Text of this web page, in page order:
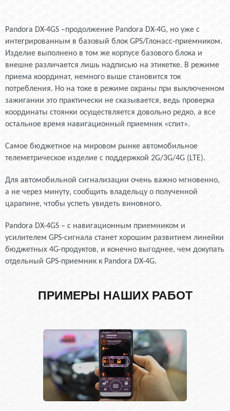
Pandora DX-4GS –продолжение Pandora DX-4G, но уже с
интегрированным в базовый блок GPS/Глонасс-приемником.
Изделие выполнено в том же корпусе базового блока и
внешне различается лишь надписью на этикетке. В режиме
приема координат, немного выше становится ток
потребления. Но на токе в режиме охраны при выключенном
зажигании это практически не сказывается, ведь проверка
координаты стоянки осуществляется довольно редко, а все
остальное время навигационный приемник «спит».
Самое бюджетное на мировом рынке автомобильное
телеметрическое изделие с поддержкой 2G/3G/4G (LTE).
Для автомобильной сигнализации очень важно мгновенно,
а не через минуту, сообщить владельцу о полученной
царапине, чтобы успеть увидеть виновного.
Pandora DX-4GS – с навигационным приемником и
усилителем GPS-сигнала станет хорошим развитием линейки
бюджетных 4G-продуктов, и конечно выгоднее, чем докупать
отдельный GPS-приемник к Pandora DX-4G.
ПРИМЕРЫ НАШИХ РАБОТ